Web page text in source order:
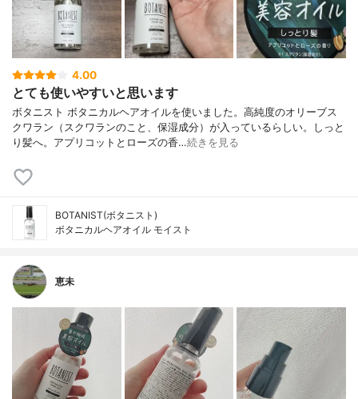
4.00
とても使いやすいと思います
ボタニスト ボタニカルヘアオイルを使いました。高純度のオリーブス
クワラン（スクワランのこと、保湿成分）が入っているらしい。しっと
り髪へ。アプリコットとローズの香…続きを見る
BOTANIST(ボタニスト)
ボタニカルヘアオイル モイスト
恵未